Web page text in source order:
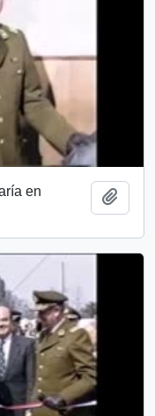
en